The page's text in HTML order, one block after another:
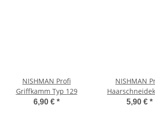
NISHMAN Profi
Griffkamm Typ 129
6,90 € *
NISHMAN
Typ 125
5,90 € *